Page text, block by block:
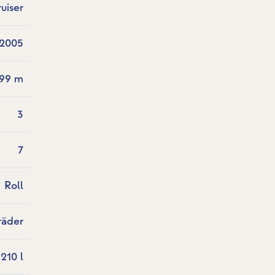
2005
m
3
7
Roll
210 l